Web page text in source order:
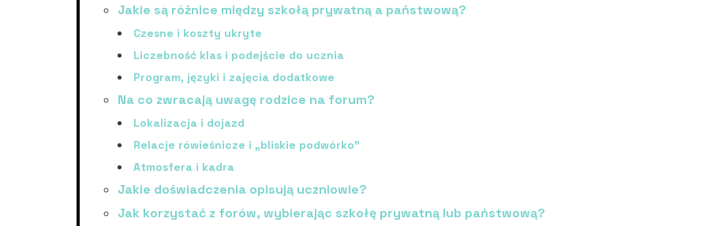
Jakie są różnice między szkołą prywatną a państwową?
Czesne i koszty ukryte
Liczebność klas i podejście do ucznia
Program, języki i zajęcia dodatkowe
Na co zwracają uwagę rodzice na forum?
Lokalizacja i dojazd
Relacje rówieśnicze i „bliskie podwórko”
Atmosfera i kadra
Jakie doświadczenia opisują uczniowie?
Jak korzystać z forów, wybierając szkołę prywatną lub państwową?